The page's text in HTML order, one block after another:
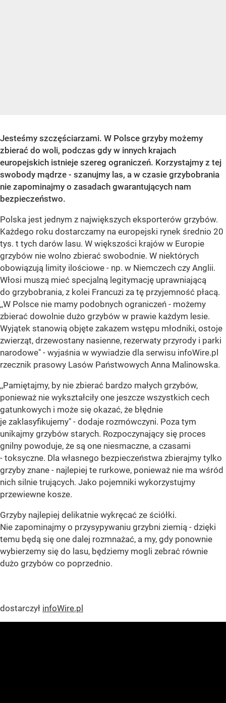
Jesteśmy szczęściarzami. W Polsce grzyby możemy
zbierać do woli, podczas gdy w innych krajach
europejskich istnieje szereg ograniczeń. Korzystajmy z tej
swobody mądrze - szanujmy las, a w czasie grzybobrania
nie zapominajmy o zasadach gwarantujących nam
bezpieczeństwo.
Polska jest jednym z największych eksporterów grzybów.
Każdego roku dostarczamy na europejski rynek średnio 20
tys. t tych darów lasu. W większości krajów w Europie
grzybów nie wolno zbierać swobodnie. W niektórych
obowiązują limity ilościowe - np. w Niemczech czy Anglii.
Włosi muszą mieć specjalną legitymację uprawniającą
do grzybobrania, z kolei Francuzi za tę przyjemność płacą.
,,W Polsce nie mamy podobnych ograniczeń - możemy
zbierać dowolnie dużo grzybów w prawie każdym lesie.
Wyjątek stanowią objęte zakazem wstępu młodniki, ostoje
zwierząt, drzewostany nasienne, rezerwaty przyrody i parki
narodowe" - wyjaśnia w wywiadzie dla serwisu infoWire.pl
rzecznik prasowy Lasów Państwowych Anna Malinowska.
,,Pamiętajmy, by nie zbierać bardzo małych grzybów,
ponieważ nie wykształciły one jeszcze wszystkich cech
gatunkowych i może się okazać, że błędnie
je zaklasyfikujemy" - dodaje rozmówczyni. Poza tym
unikajmy grzybów starych. Rozpoczynający się proces
gnilny powoduje, że są one niesmaczne, a czasami
- toksyczne. Dla własnego bezpieczeństwa zbierajmy tylko
grzyby znane - najlepiej te rurkowe, ponieważ nie ma wśród
nich silnie trujących. Jako pojemniki wykorzystujmy
przewiewne kosze.
Grzyby najlepiej delikatnie wykręcać ze ściółki.
Nie zapominajmy o przysypywaniu grzybni ziemią - dzięki
temu będą się one dalej rozmnażać, a my, gdy ponownie
wybierzemy się do lasu, będziemy mogli zebrać równie
dużo grzybów co poprzednio.
dostarczył infoWire.pl